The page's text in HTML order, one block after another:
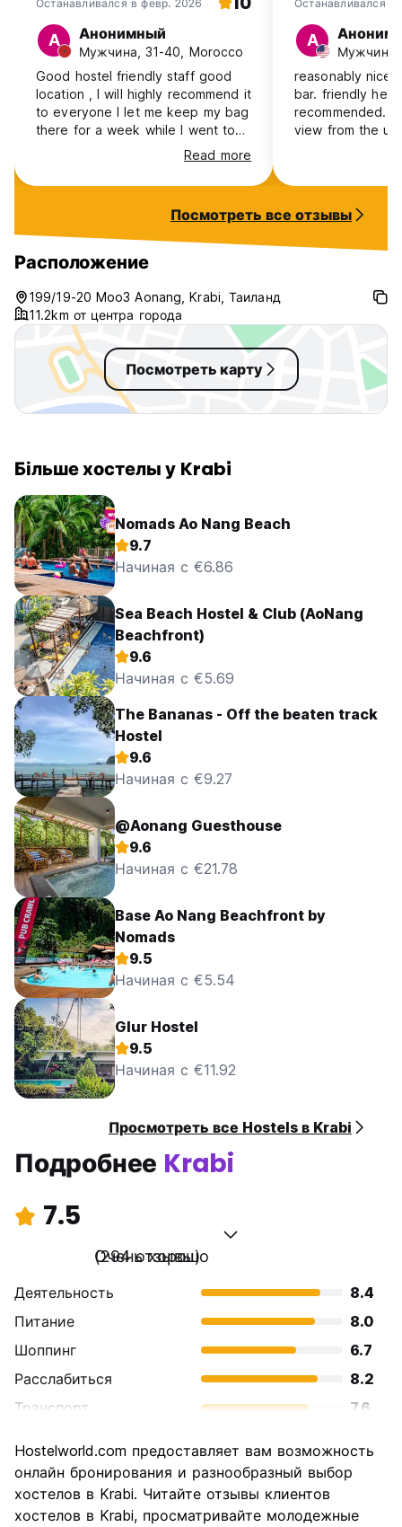
Останавливался в февр. 2026
А Анонимный
Мужчина, 31-40, Morocco
Good hostel friendly staff good
location , I will highly recommend it
to everyone I let me keep my bag
there for a week while I went to
Koh lanta and back . Will stayRead more
Останавливался в
А
Мужчина,
reasonably nice
bar. friendly
recommended.
view from the
Посмотреть все отзывы
Расположение
199/19-20 Moo3 Aonang, Krabi, Таиланд
11.2km от центра города
Посмотреть карту
Більше хостелы у Krabi
Nomads Ao Nang Beach
9.7
Начиная с €6.86
Sea Beach Hostel & Club (AoNang
Beachfront)
9.6
Начиная с €5.69
The Bananas - Off the beaten track
Hostel
9.6
Начиная с €9.27
@Aonang Guesthouse
9.6
Начиная с €21.78
Base Ao Nang Beachfront by
Nomads
9.5
Начиная с €5.54
Glur Hostel
9.5
Начиная с €11.92
Просмотреть все Hostels в Krabi
Подробнее Krabi
7.5
Очень хорошо
(294 отзывы)
Деятельность
8.4
Питание
8.0
Шоппинг
6.7
Расслабиться
8.2
Транспорт
7.6
достопримечательностей
7.5
Культура
Ночная жизнь
6.4
Hostelworld.com предоставляет вам возможность
онлайн бронирования и разнообразный выбор
хостелов в Krabi. Читайте отзывы клиентов
хостелов в Krabi, просматривайте молодежные